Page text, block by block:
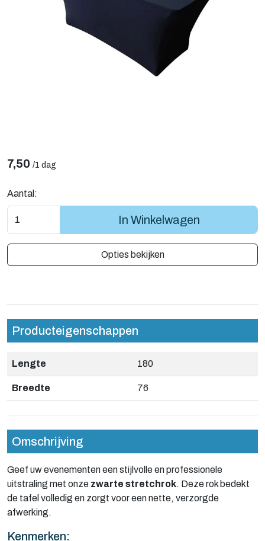
7,50 /1 dag
Aantal:
In Winkelwagen
Opties bekijken
Producteigenschappen
Lengte 180
Breedte 76
Omschrijving
Geef uw evenementen een stijlvolle en professionele
uitstraling met onze zwarte stretchrok. Deze rok bedekt
de tafel volledig en zorgt voor een nette, verzorgde
afwerking.
Kenmerken: